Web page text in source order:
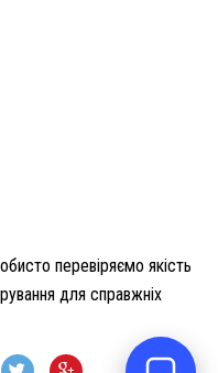
перевіряємо якість
для справжніх